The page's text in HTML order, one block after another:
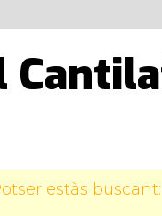
estàs buscant: